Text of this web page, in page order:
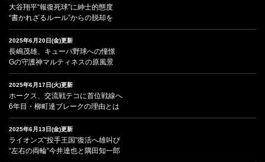
大谷翔平“報復死球”に紳士的態度
“書かれざるルール”からの脱却を
2025年6月20日(金)更新
長嶋茂雄、キューバ野球への憧憬
Gの守護神マルティネスの原風景
2025年6月17日(火)更新
ホークス、交流戦テコに首位戦線へ
6年目・柳町達ブレークの理由とは
2025年6月13日(金)更新
ライオンズ“投手王国”復活へ雄叫び
“左右の両輪”今井達也と隅田知一郎